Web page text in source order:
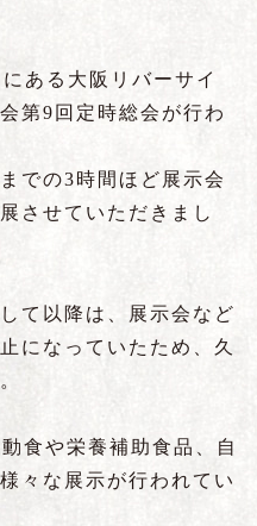
ある大阪リバーサイ
第9回定時総会が行わ
での3時間ほど展示会
させていただきまし
て以降は、展示会など
になっていたため、久
食や栄養補助食品、自
々な展示が行われてい